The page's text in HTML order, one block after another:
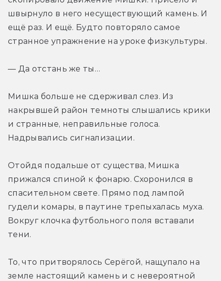
швырнуло в него несуществующий камень. И
ещё раз. И ещё. Будто повторяло самое
странное упражнение на уроке физкультуры.
— Да отстань же ты…
Мишка больше не сдерживал слез. Из
накрывшей район темноты слышались крики
и странные, неправильные голоса.
Надрывались сигнализации.
Отойдя подальше от существа, Мишка
прижался спиной к фонарю. Схоронился в
спасительном свете. Прямо под лампой
гудели комары, в паутине трепыхалась муха.
Вокруг клочка футбольного поля вставали
тени.
То, что притворялось Серёгой, нащупало на
земле настоящий камень и с невероятной